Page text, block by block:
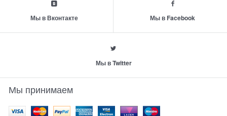
Мы в Вконтакте Мы в Facebook
Мы в Twitter
Мы принимаем